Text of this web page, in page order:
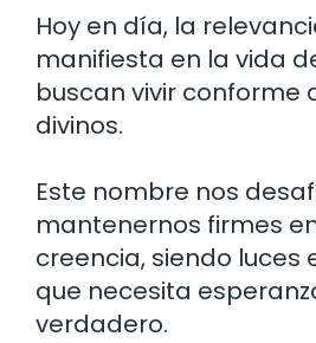
Hoy en día, la
manifiesta en la vida
buscan vivir conforme
divinos.
Este nombre nos
mantenernos firmes
creencia, siendo luces
que necesita
verdadero.